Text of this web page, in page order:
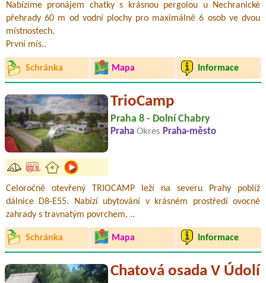
Nabízíme pronájem chatky s krásnou pergolou u Nechranické
přehrady 60 m od vodní plochy pro maximálně 6 osob ve dvou
místnostech.
První mís..
Schránka Mapa Informace
TrioCamp
Praha 8 - Dolní Chabry
Praha Okres Praha-město
Celoročně otevřený TRIOCAMP leží na severu Prahy poblíž
dálnice D8-E55. Nabízí ubytování v krásném prostředí ovocné
zahrady s travnatým povrchem, ..
Schránka Mapa Informace
Chatová osada V Údolí